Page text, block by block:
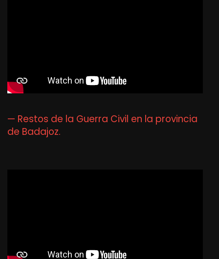
— Restos de la Guerra Civil en la provincia
de Badajoz.